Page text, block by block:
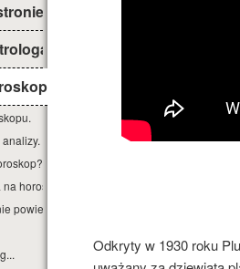
horoskop.
powie?
Odkryty w 1930 roku